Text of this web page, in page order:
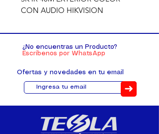
CON AUDIO HIKVISION
¿No encuentras un Producto?
Escríbenos por WhatsApp
Ofertas y novedades en tu email
➜